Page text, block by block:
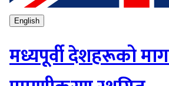
English
मध्यपूर्वी देशहरूको